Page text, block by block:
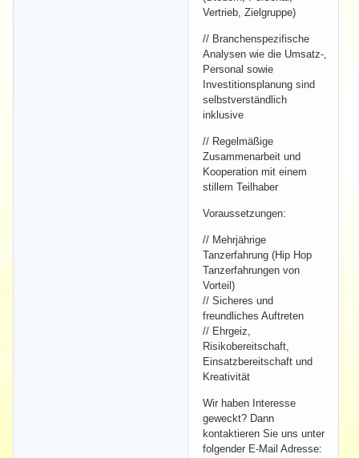
Vertrieb, Zielgruppe)
// Branchenspezifische
Analysen wie die Umsatz-,
Personal sowie
Investitionsplanung sind
selbstverständlich
inklusive
// Regelmäßige
Zusammenarbeit und
Kooperation mit einem
stillem Teilhaber
Voraussetzungen:
// Mehrjährige
Tanzerfahrung (Hip Hop
Tanzerfahrungen von
Vorteil)
// Sicheres und
freundliches Auftreten
// Ehrgeiz,
Risikobereitschaft,
Einsatzbereitschaft und
Kreativität
Wir haben Interesse
geweckt? Dann
kontaktieren Sie uns unter
folgender E-Mail Adresse: